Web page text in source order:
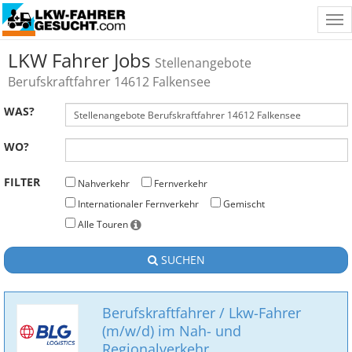
LKW Fahrer Jobs Stellenangebote
Berufskraftfahrer 14612 Falkensee
WAS?
WO?
FILTER Nahverkehr
Fernverkehr
Internationaler Fernverkehr
Gemischt
Alle Touren
SUCHEN
Berufskraftfahrer / Lkw-Fahrer
(m/w/d) im Nah- und